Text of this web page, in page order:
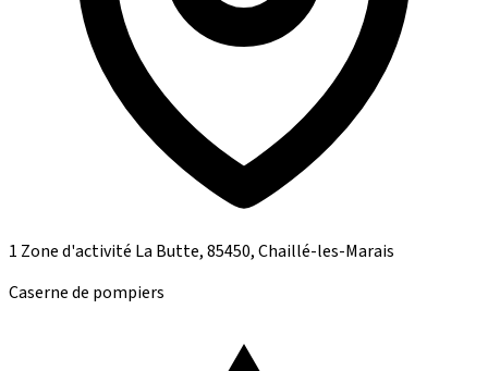
1 Zone d'activité La Butte, 85450, Chaillé-les-Marais
Caserne de pompiers